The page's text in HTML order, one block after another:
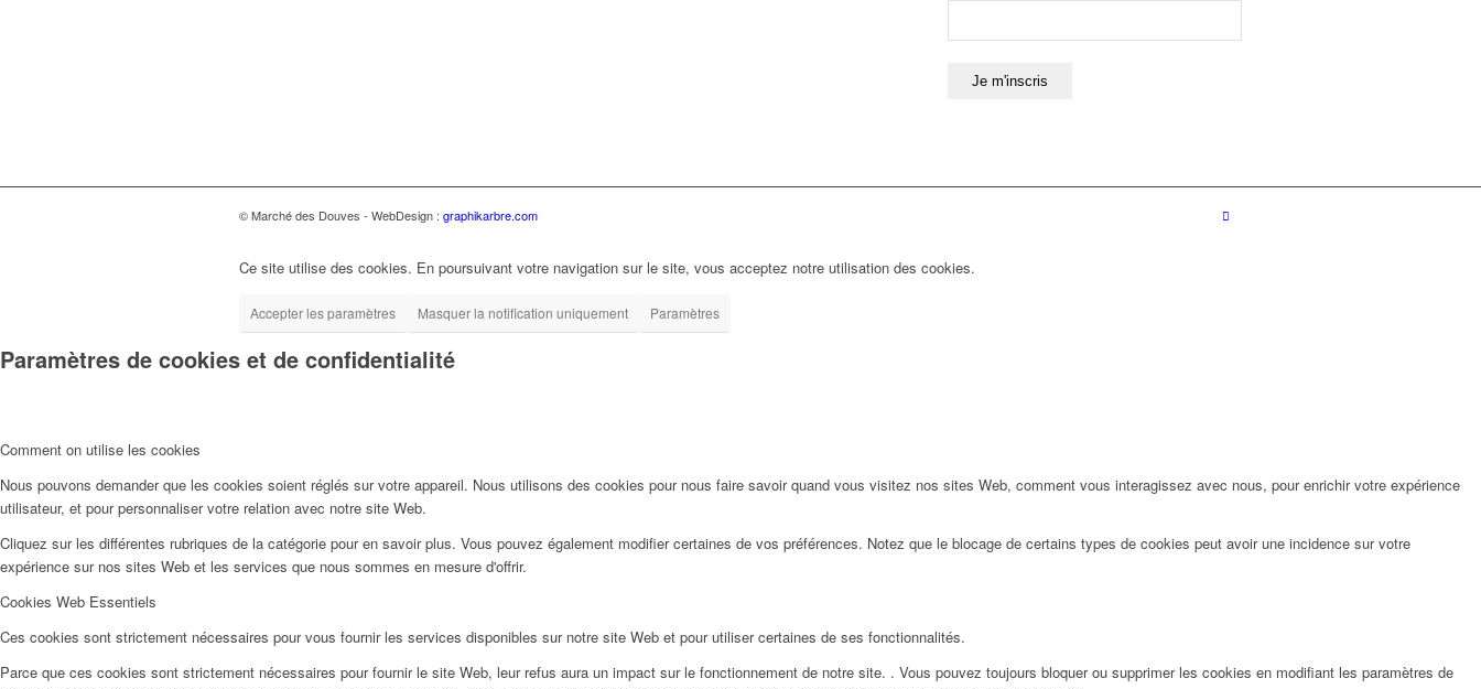
© Marché des Douves - WebDesign : graphikarbre.com
Ce site utilise des cookies. En poursuivant votre navigation sur le site, vous acceptez notre utilisation des cookies.
Accepter les paramètres Masquer la notification uniquement Paramètres
Paramètres de cookies et de confidentialité
Comment on utilise les cookies
Nous pouvons demander que les cookies soient réglés sur votre appareil. Nous utilisons des cookies pour nous faire savoir quand vous visitez nos sites Web, comment vous interagissez avec nous, pour enrichir votre expérience
utilisateur, et pour personnaliser votre relation avec notre site Web.
Cliquez sur les différentes rubriques de la catégorie pour en savoir plus. Vous pouvez également modifier certaines de vos préférences. Notez que le blocage de certains types de cookies peut avoir une incidence sur votre
expérience sur nos sites Web et les services que nous sommes en mesure d'offrir.
Cookies Web Essentiels
Ces cookies sont strictement nécessaires pour vous fournir les services disponibles sur notre site Web et pour utiliser certaines de ses fonctionnalités.
Parce que ces cookies sont strictement nécessaires pour fournir le site Web, leur refus aura un impact sur le fonctionnement de notre site. . Vous pouvez toujours bloquer ou supprimer les cookies en modifiant les paramètres de